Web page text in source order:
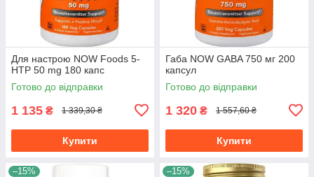
Для настрою NOW Foods 5-
HTP 50 mg 180 капс
Готово до відправки
1 135 ₴ 1 339,30 ₴
Купити
Габа NOW GABA 750 мг 200
капсул
Готово до відправки
1 320 ₴ 1 557,60 ₴
Купити
–15% –15%